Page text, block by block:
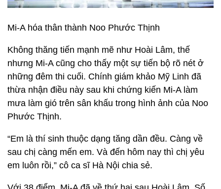
Mi-A hóa thân thành Noo Phước Thịnh
Không thăng tiến mạnh mẽ như Hoài Lâm, thế
nhưng Mi-A cũng cho thấy một sự tiến bộ rõ nét ở
những đêm thi cuối. Chính giám khảo Mỹ Linh đã
thừa nhận điều này sau khi chứng kiến Mi-A làm
mưa làm gió trên sân khấu trong hình ảnh của Noo
Phước Thịnh.
“Em là thí sinh thuộc dạng tăng dần đều. Càng về
sau chị càng mến em. Và đến hôm nay thì chị yêu
em luôn rồi,” cô ca sĩ Hà Nội chia sẻ.